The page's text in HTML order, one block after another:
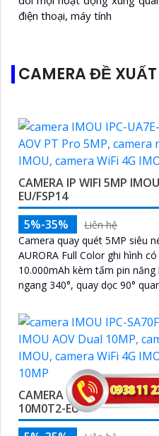
điện thoại, máy tính
CAMERA ĐỀ
CAMERA IP WIFI 5MP
EU/FSP14
5%-35%
Liên hệ
Camera quay quét 5MP siêu
AURORA Full Color ghi hình
10.000mAh kèm tấm pin
ngang 340°, quay dọc 90°
CAMERA IP WIFI
10M0T2-EU